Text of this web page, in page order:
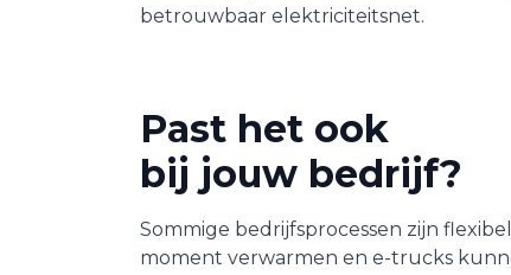
betrouwbaar elektriciteitsnet.
Past het ook
bij jouw bedrijf?
Sommige bedrijfsprocessen zijn
moment verwarmen en e-trucks